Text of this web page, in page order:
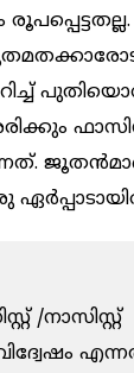
/നാസിസ്റ്റ്